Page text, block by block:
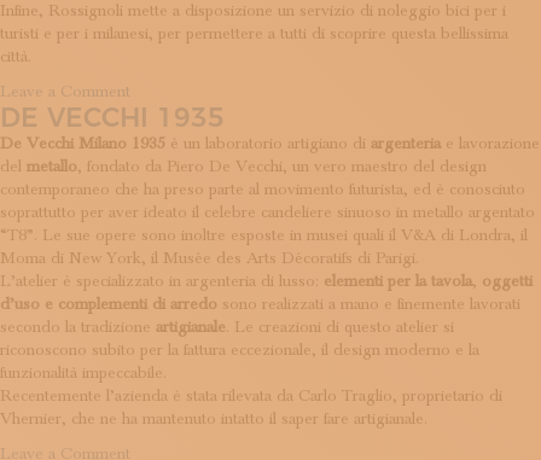
Infine, Rossignoli mette a disposizione un servizio di noleggio bici per i
turisti e per i milanesi, per permettere a tutti di scoprire questa bellissima
città.
Leave a Comment
Rossignoli
DE VECCHI 1935
De Vecchi Milano 1935 è un laboratorio artigiano di argenteriae lavorazione
del metallo, fondato da Piero De Vecchi, un vero maestro del design
contemporaneo che ha preso parte al movimento futurista, ed è conosciuto
soprattutto per aver ideato il celebre candeliere sinuoso in metallo argentato
“T8”. Le sue opere sono inoltre esposte in musei quali il V&A di Londra, il
Moma di New York, il Musée des Arts Décoratifs di Parigi.
L’atelier è specializzato in argenteria di lusso: elementi per la tavola, oggetti
d’uso e complementi di arredo sono realizzati a mano e finemente lavorati
secondo la tradizione artigianale. Le creazioni di questo atelier si
riconoscono subito per la fattura eccezionale, il design moderno e la
funzionalità impeccabile.
Recentemente l’azienda è stata rilevata da Carlo Traglio, proprietario di
Vhernier, che ne ha mantenuto intatto il saper fare artigianale.
Leave a Comment